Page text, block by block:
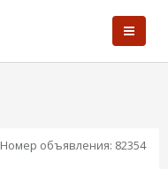
Номер объявления: 82354